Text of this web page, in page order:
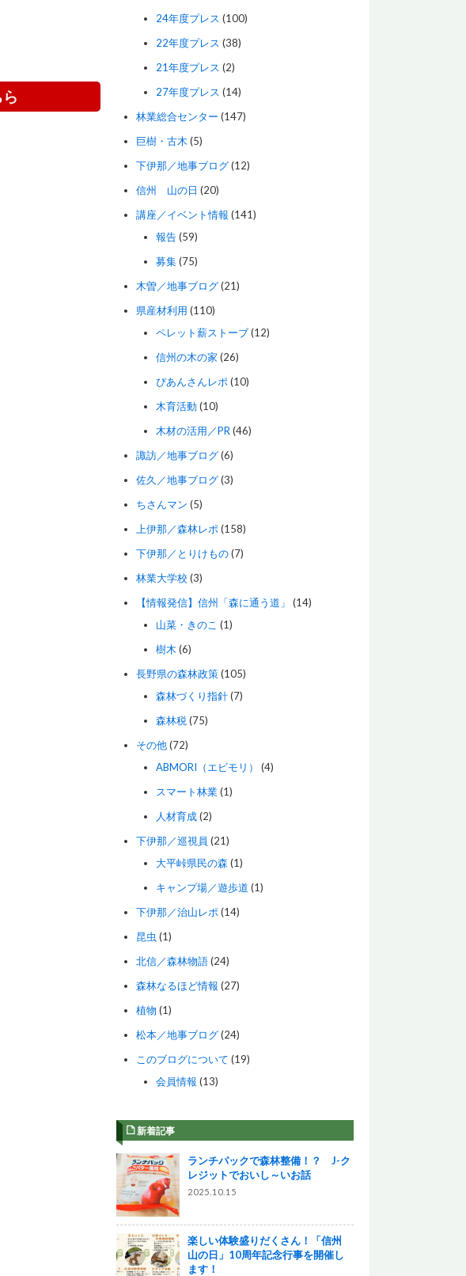
24年度プレス (100)
22年度プレス (38)
21年度プレス (2)
27年度プレス (14)
林業総合センター (147)
巨樹・古木 (5)
下伊那／地事ブログ(12)
信州 山の日 (20)
講座／イベント情報 (141)
報告(59)
募集(75)
木曽／地事ブログ(21)
県産材利用 (110)
ペレット薪ストーブ(12)
信州の木の家 (26)
ぴあんさんレポ (10)
木育活動(10)
木材の活用／PR (46)
諏訪／地事ブログ(6)
佐久／地事ブログ(3)
ちさんマン (5)
上伊那／森林レポ (158)
下伊那／とりけもの(7)
林業大学校 (3)
【情報発信】信州「森に通う道」
(14)
山菜・きのこ (1)
樹木 (6)
長野県の森林政策(105)
森林づくり指針(7)
森林税 (75)
その他(72)
ABMORI（エビモリ）
(4)
スマート林業(1)
人材育成(2)
下伊那／巡視員 (21)
大平峠県民の森 (1)
キャンプ場／遊歩道 (1)
下伊那／治山レポ (14)
昆虫 (1)
北信／森林物語(24)
森林なるほど情報 (27)
植物 (1)
松本／地事ブログ(24)
このブログについて (19)
会員情報 (13)
新着記事
ランチパックで森林整備！？ J-ク
レジットでおいし～いお話
2025.10.15
楽しい体験盛りだくさん！「信州
山の日」10周年記念行事を開催し
ます！